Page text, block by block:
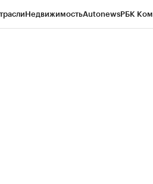
НедвижимостьAutonewsРБК